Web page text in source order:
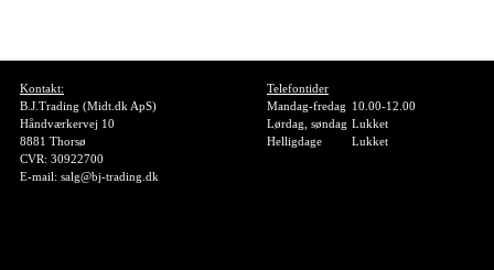
Kontakt:
B.J.Trading (Midt.dk ApS)
Håndværkervej 10
8881 Thorsø
CVR: 30922700
E-mail: salg@bj-trading.dk
Telefontider
Mandag-fredag 10.00-12.00
Lørdag, søndag Lukket
Helligdage
Lukket